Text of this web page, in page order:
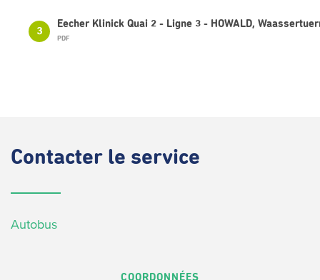
3
Eecher Klinick Quai 2 - Ligne 3 - HOWALD,
PDF
Contacter le service
Autobus
COORDONNÉES